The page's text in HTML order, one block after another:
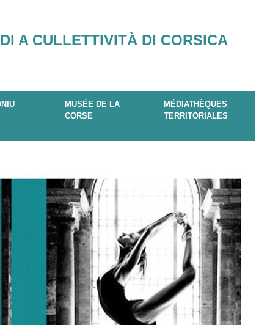
A CULLETTIVITÀ DI CORSICA
MUSÉE DE LA
CORSE
MÉDIATHÈQUES
TERRITORIALES